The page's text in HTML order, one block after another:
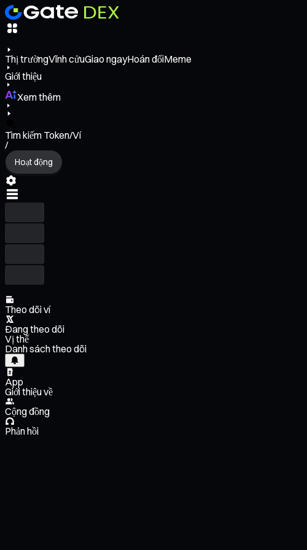
Thị trườngVĩnh cửuGiao ngayHoán đổiMeme
Giới thiệu
Xem thêm
Tìm kiếm Token/Ví
/
Hoạt động
Theo dõi ví
Đang theo dõi
Vị thế
Danh sách theo dõi
App
Giới thiệu về
Cộng đồng
Phản hồi